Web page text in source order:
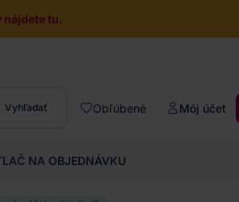
tu.
Vyhľadať Obľúbené Môj účet
NA OBJEDNÁVKU